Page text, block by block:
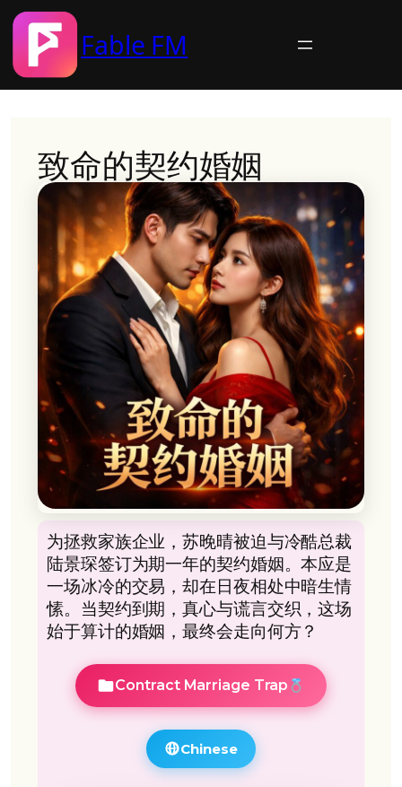
content
Fable FM
致命的契约婚姻
为拯救家族企业，苏晚晴被迫与冷酷总裁
陆景琛签订为期一年的契约婚姻。本应是
一场冰冷的交易，却在日夜相处中暗生情
愫。当契约到期，真心与谎言交织，这场
始于算计的婚姻，最终会走向何方？
Contract Marriage Trap
Chinese